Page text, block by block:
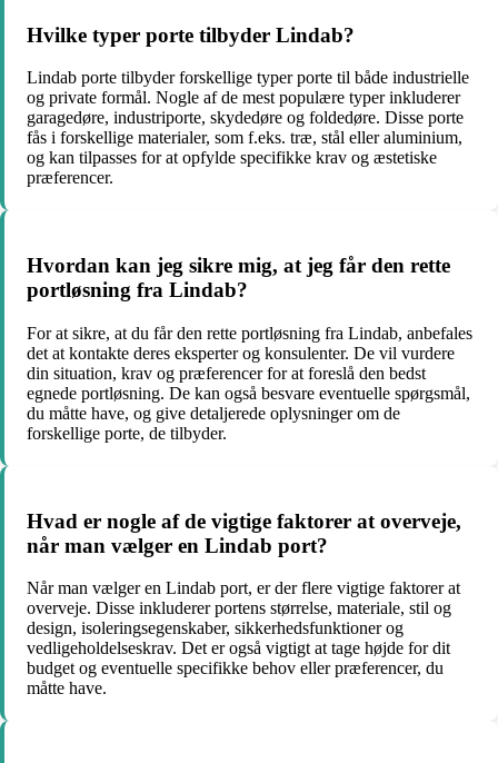
Hvilke typer porte tilbyder Lindab?
Lindab porte tilbyder forskellige typer porte til både industrielle
og private formål. Nogle af de mest populære typer inkluderer
garagedøre, industriporte, skydedøre og foldedøre. Disse porte
fås i forskellige materialer, som f.eks. træ, stål eller aluminium,
og kan tilpasses for at opfylde specifikke krav og æstetiske
præferencer.
Hvordan kan jeg sikre mig, at jeg får den rette
portløsning fra Lindab?
For at sikre, at du får den rette portløsning fra Lindab, anbefales
det at kontakte deres eksperter og konsulenter. De vil vurdere
din situation, krav og præferencer for at foreslå den bedst
egnede portløsning. De kan også besvare eventuelle spørgsmål,
du måtte have, og give detaljerede oplysninger om de
forskellige porte, de tilbyder.
Hvad er nogle af de vigtige faktorer at overveje,
når man vælger en Lindab port?
Når man vælger en Lindab port, er der flere vigtige faktorer at
overveje. Disse inkluderer portens størrelse, materiale, stil og
design, isoleringsegenskaber, sikkerhedsfunktioner og
vedligeholdelseskrav. Det er også vigtigt at tage højde for dit
budget og eventuelle specifikke behov eller præferencer, du
måtte have.